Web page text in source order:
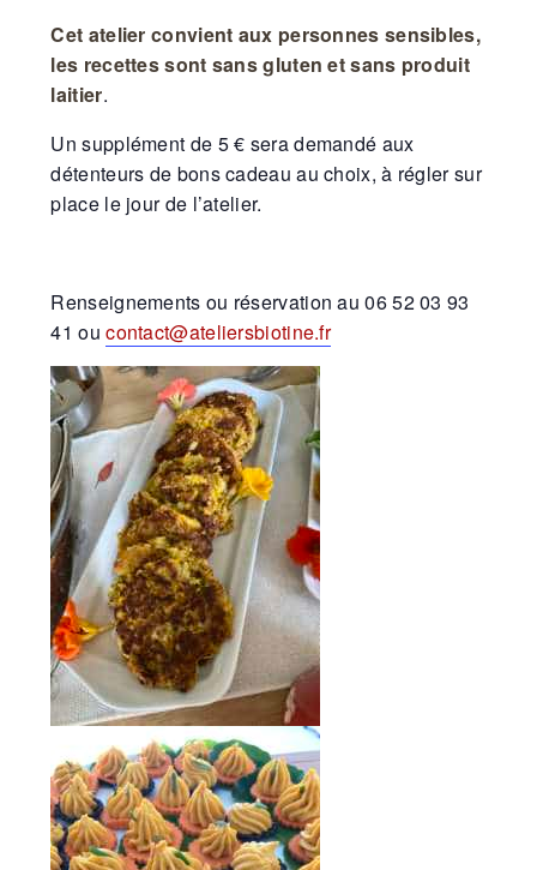
Cet atelier convient aux personnes sensibles,
les recettes sont sans gluten et sans produit
laitier.
Un supplément de 5 € sera demandé aux
détenteurs de bons cadeau au choix, à régler sur
place le jour de l’atelier.
Renseignements ou réservation au 06 52 03 93
41 oucontact@ateliersbiotine.fr